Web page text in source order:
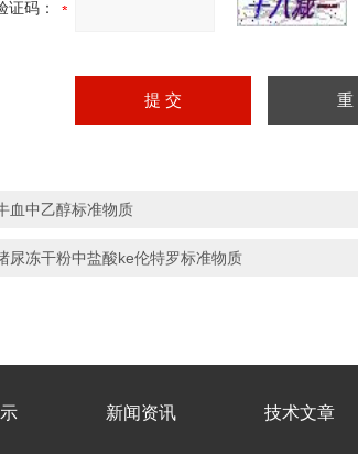
证码：
血中乙醇标准物质
尿冻干粉中盐酸ke伦特罗标准物质
新闻资讯 技术文章